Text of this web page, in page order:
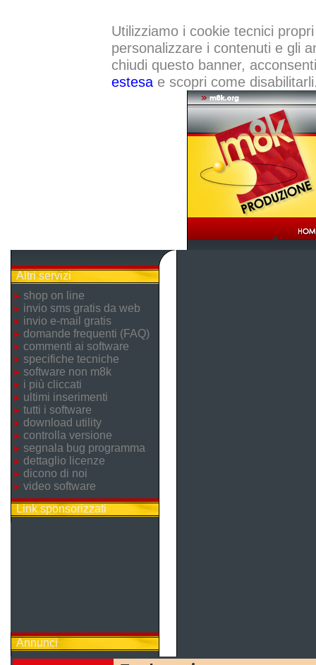
Utilizziamo i cookie tecnici
personalizzare i contenuti e gli
chiudi questo banner,
estesae scopri come
Altri servizi
shop on line
invio sms gratis da web
invio e-mail gratis
domande frequenti (FAQ)
commenti ai software
specifiche tecniche
software non m8k
i più cliccati
ultimi inserimenti
tutti i software
download utility
controlla versione
segnala bug programma
dettaglio licenze
dicono di noi
video software
Link sponsorizzati
Annunci